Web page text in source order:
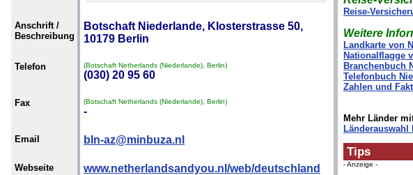
Anschrift /
Beschreibung
Botschaft Niederlande, Klosterstrasse 50,
10179 Berlin
Telefon (Botschaft Netherlands (Niederlande), Berlin)
(030) 20 95 60
Fax (Botschaft Netherlands (Niederlande), Berlin)
-
Email bln-az@minbuza.nl
Webseite www.netherlandsandyou.nl/web/deutschland
Reise-
Weitere
Landkarte von
Nationalflagge
Branchenbuch
Telefonbuch
Zahlen und
Mehr Länder
Länderauswahl
Tips
- Anzeige -